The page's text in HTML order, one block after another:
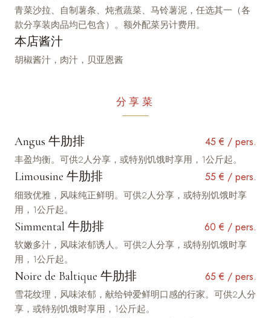
青菜沙拉、自制薯条、炖煮蔬菜、马铃薯泥，任选其一（各
款分享装肉品均已包含）。额外配菜另计费用。
本店酱汁
胡椒酱汁，肉汁，贝亚恩酱
分享菜
Angus 牛肋排 45 € / pers.
丰盈均衡。可供2人分享，或特别饥饿时享用，1公斤起。
Limousine 牛肋排 55 € / pers.
细致优雅，风味纯正鲜明。可供2人分享，或特别饥饿时享
用，1公斤起。
Simmental 牛肋排 60 € / pers.
软嫩多汁，风味浓郁诱人。可供2人分享，或特别饥饿时享
用，1公斤起。
Noire de Baltique 牛肋排 65 € / pers.
雪花纹理，风味浓郁，献给钟爱鲜明口感的行家。可供2人分
享，或特别饥饿时享用，1公斤起。